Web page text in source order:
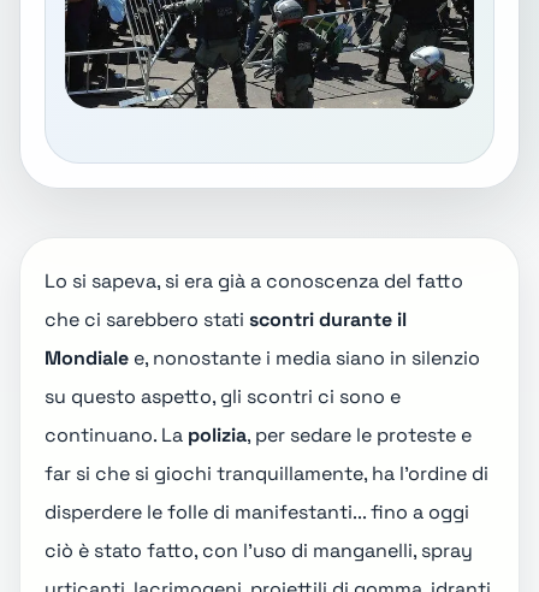
Lo si sapeva, si era già a conoscenza del fatto
che ci sarebbero stati scontri durante il
Mondiale e, nonostante i media siano in silenzio
su questo aspetto, gli scontri ci sono e
continuano. La polizia, per sedare le proteste e
far si che si giochi tranquillamente, ha l'ordine di
disperdere le folle di manifestanti... fino a oggi
ciò è stato fatto, con l'uso di manganelli, spray